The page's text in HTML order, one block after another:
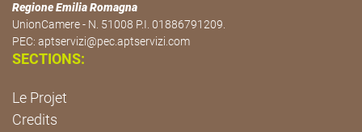
Regione Emilia Romagna
UnionCamere - N. 51008 P.I. 01886791209.
PEC: aptservizi@pec.aptservizi.com
SECTIONS:
Le Projet
Credits